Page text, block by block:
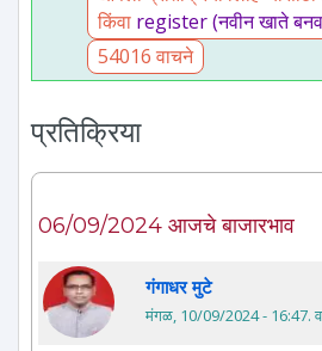
किंवा register (नवीन खाते
54016 वाचने
प्रतिक्रिया
06/09/2024 आजचे बाजारभाव
गंगाधर मुटे
मंगळ, 10/09/2024 - 16:47.